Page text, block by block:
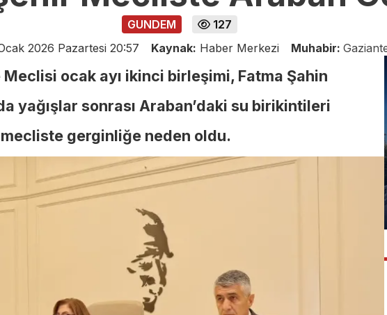
GUNDEM
127
2026 Pazartesi 20:57 Kaynak: Haber Merkezi Muhabir:
ocak ayı ikinci birleşimi, Fatma Şahin
yağışlar sonrası Araban’daki su birikintileri
gerginliğe neden oldu.